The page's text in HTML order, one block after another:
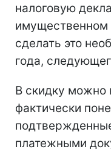
налоговую
имущественном
сделать это
года,
В скидку можно
фактически
платежными